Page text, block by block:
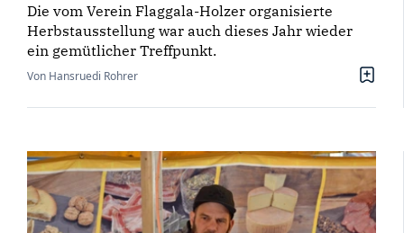
Die vom Verein Flaggala-Holzer organisierte
Herbstausstellung war auch dieses Jahr wieder
ein gemütlicher Treffpunkt.
Von Hansruedi Rohrer